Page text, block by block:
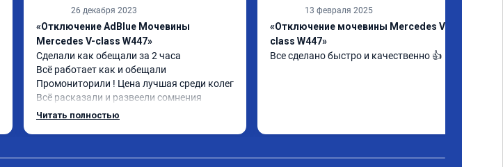
26 декабря 2023
«Отключение AdBlue Мочевины
Mercedes V-class W447»
Сделали как обещали за 2 часа
Всё работает как и обещали
Промониторили ! Цена лучшая среди колег
Всё расказали и развеели сомнения
Читать полностью
13 февраля 2025
«Отключение мочевины Mercedes V-
class W447»
Все сделано быстро и качественно 👍